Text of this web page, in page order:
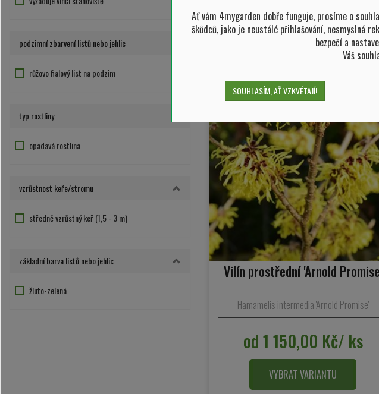
podzimní zbarvení listů nebo jehlic
růžovo fialový list na podzim
typ rostliny
opadavá rostlina
vzrůstnost keře/stromu
středně vzrůstný keř (1,5 - 3 m)
základní barva listů nebo jehlic
žluto-zelená
Vilín prostřední 'Arnold
Hamamelis intermedia 'Arnold Promise'
od 1 150,00 Kč/ ks
VYBRAT VARIANTU
Ať vám 4mygarden dobře funguje, prosíme o
škůdců, jako je neustálé přihlašování, nesmyslná
bezpečí a
Váš
SOUHLASÍM, AŤ VZKVÉTAJÍ!